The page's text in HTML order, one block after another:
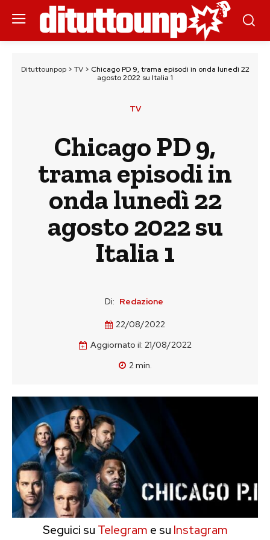
Dituttounpop> TV> Chicago PD 9, trama episodi in onda lunedì 22
agosto 2022 su Italia 1
TV
Chicago PD 9,
trama episodi in
onda lunedì 22
agosto 2022 su
Italia 1
Di: Redazione
22/08/2022
Aggiornato il: 21/08/2022
2min.
Seguici su Telegram e su Instagram